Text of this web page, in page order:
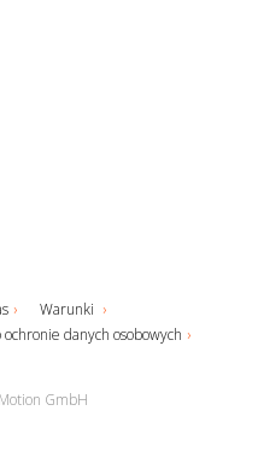
Warunki
danych osobowych
GmbH